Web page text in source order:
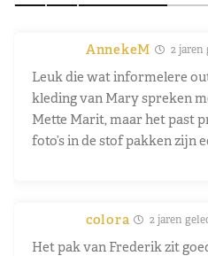
AnnekeM 2 jaren
Leuk die wat informelere
kleding van Mary spreken
Mette Marit, maar het past
foto’s in de stof pakken zijn
colora 2 jaren
Het pak van Frederik zit